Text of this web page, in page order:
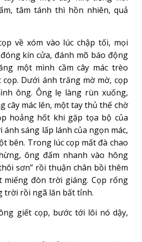
tâm tánh thì hồn nhiên, quả
về xóm vào lúc chập tối, mọi
kín cửa, đánh mõ báo động
một mình cầm cây mác trèo
Dưới ánh trăng mờ mờ, cọp
ông. Ông lẹ làng rùn xuống,
cây mác lên, một tay thủ thế chờ
hoảng hốt khi gặp tọa bộ của
ánh sáng lấp lánh của ngọn mác,
bên. Trong lúc cọp mất đà chao
ông đấm nhanh vào hông
sơn” rồi thuận chân bồi thêm
miếng đòn trời giáng. Cọp rống
trời rồi ngã lăn bất tỉnh.
giết cọp, bước tới lôi nó dậy,